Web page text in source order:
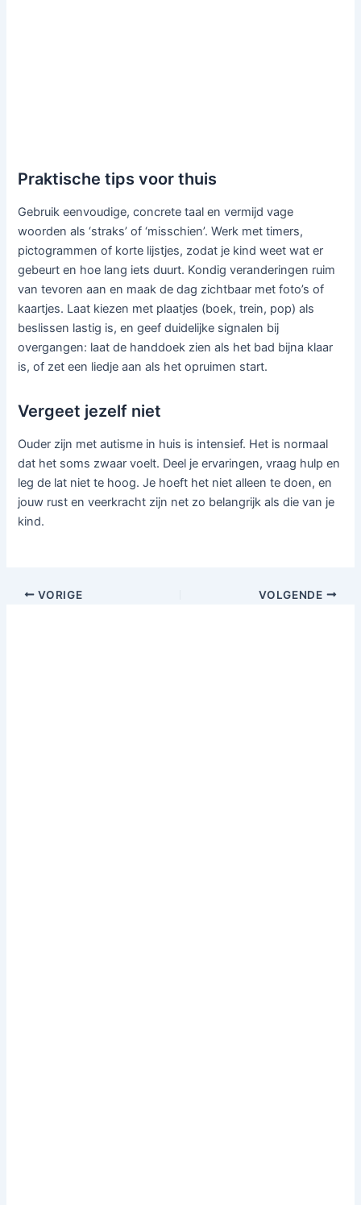
Praktische tips voor thuis
Gebruik eenvoudige, concrete taal en vermijd vage
woorden als ‘straks’ of ‘misschien’. Werk met timers,
pictogrammen of korte lijstjes, zodat je kind weet wat er
gebeurt en hoe lang iets duurt. Kondig veranderingen ruim
van tevoren aan en maak de dag zichtbaar met foto’s of
kaartjes. Laat kiezen met plaatjes (boek, trein, pop) als
beslissen lastig is, en geef duidelijke signalen bij
overgangen: laat de handdoek zien als het bad bijna klaar
is, of zet een liedje aan als het opruimen start.
Vergeet jezelf niet
Ouder zijn met autisme in huis is intensief. Het is normaal
dat het soms zwaar voelt. Deel je ervaringen, vraag hulp en
leg de lat niet te hoog. Je hoeft het niet alleen te doen, en
jouw rust en veerkracht zijn net zo belangrijk als die van je
kind.
VORIGE VOLGENDE